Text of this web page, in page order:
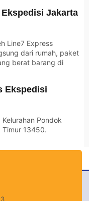
Jakarta
Line7 Express
dari rumah, paket
berat barang di
Ekspedisi
Pondok
Timur 13450.